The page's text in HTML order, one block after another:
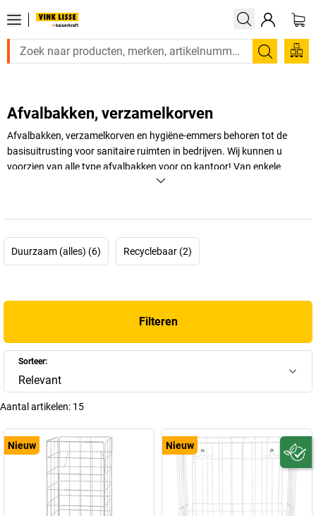
Zoeken
Afvalbakken, verzamelkorven
Afvalbakken, verzamelkorven en hygiëne-emmers behoren tot de
basisuitrusting voor sanitaire ruimten in bedrijven. Wij kunnen u
voorzien van alle type afvalbakken voor op kantoor! Van enkele
opvangbakken met open inworp tot prullenbakken met rooster,
Duurzaam (alles) (6) Recyclebaar (2)
Filteren
Sorteer:
Relevant
Aantal artikelen: 15
Nieuw Nieuw